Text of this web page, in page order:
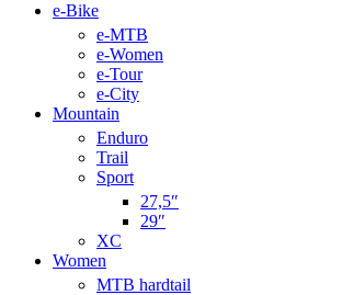
e-Bike
e-MTB
e-Women
e-Tour
e-City
Mountain
Enduro
Trail
Sport
27,5″
29″
XC
Women
MTB hardtail